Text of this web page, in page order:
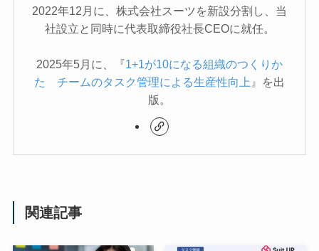
2022年12月に、株式会社スーツを新設分割し、当
社設立と同時に代表取締役社長CEOに就任。
2025年5月に、『1+1が10になる組織のつくりか
た チームのタスク管理による生産性向上 』を出
版。
関連記事